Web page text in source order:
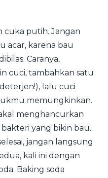
cuka putih. Jangan
acar, karena bau
Caranya,
cuci, tambahkan satu
lalu cuci
memungkinkan.
menghancurkan
yang bikin bau.
jangan langsung
kali ini dengan
Baking soda